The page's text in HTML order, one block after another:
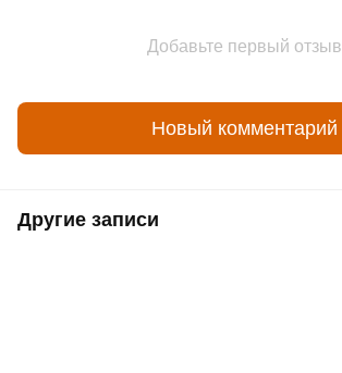
Добавьте первый отзыв
Новый комментарий
Другие записи